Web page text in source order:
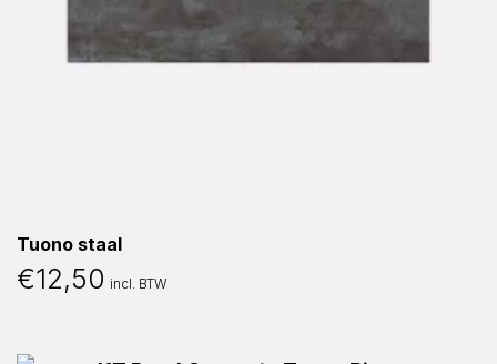
Tuono staal
€12,50 incl. BTW